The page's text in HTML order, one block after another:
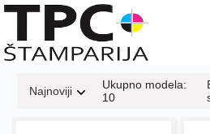
Skip
Najnoviji
Ukupno modela:
10